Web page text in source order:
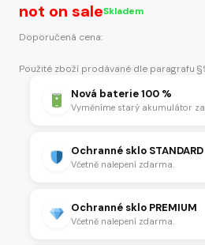
not on saleSkladem
Doporučená cena:
Použité zboží prodávané dle paragrafu
Nová baterie 100 %
Vyměníme starý akumulátor za
Ochranné sklo STANDARD
Včetně nalepení zdarma.
Ochranné sklo PREMIUM
Včetně nalepení zdarma.